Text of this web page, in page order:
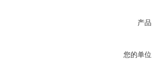
产品
您的单位